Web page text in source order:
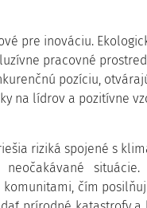
pre inováciu.
pracovné
pozíciu,
na lídrov a pozitívne
riziká spojené s
čím